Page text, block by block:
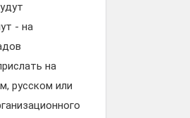
- на
на
русском или